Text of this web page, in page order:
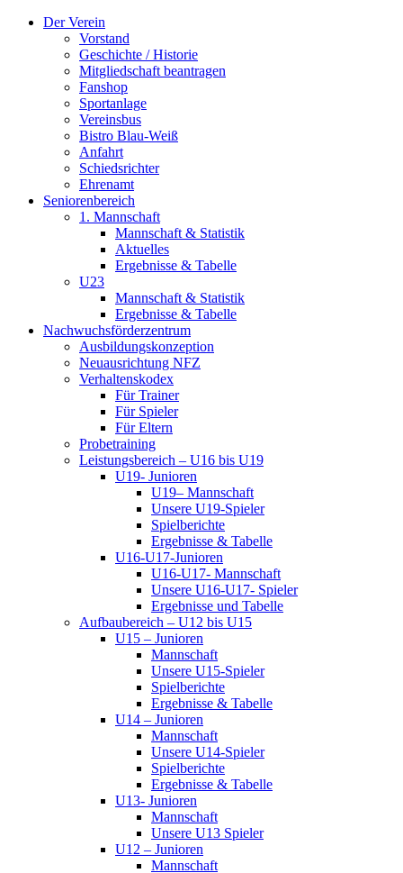
Der Verein
Vorstand
Geschichte / Historie
Mitgliedschaft beantragen
Fanshop
Sportanlage
Vereinsbus
Bistro Blau-Weiß
Anfahrt
Schiedsrichter
Ehrenamt
Seniorenbereich
1. Mannschaft
Mannschaft & Statistik
Aktuelles
Ergebnisse & Tabelle
U23
Mannschaft & Statistik
Ergebnisse & Tabelle
Nachwuchsförderzentrum
Ausbildungskonzeption
Neuausrichtung NFZ
Verhaltenskodex
Für Trainer
Für Spieler
Für Eltern
Probetraining
Leistungsbereich – U16 bis U19
U19- Junioren
U19– Mannschaft
Unsere U19-Spieler
Spielberichte
Ergebnisse & Tabelle
U16-U17-Junioren
U16-U17- Mannschaft
Unsere U16-U17- Spieler
Ergebnisse und Tabelle
Aufbaubereich – U12 bis U15
U15 – Junioren
Mannschaft
Unsere U15-Spieler
Spielberichte
Ergebnisse & Tabelle
U14 – Junioren
Mannschaft
Unsere U14-Spieler
Spielberichte
Ergebnisse & Tabelle
U13- Junioren
Mannschaft
Unsere U13 Spieler
U12 – Junioren
Mannschaft